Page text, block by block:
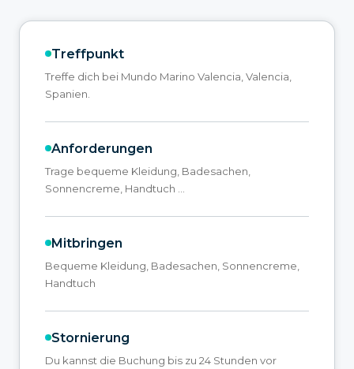
Treffpunkt
Treffe dich bei Mundo Marino Valencia, Valencia,
Spanien.
Anforderungen
Trage bequeme Kleidung, Badesachen,
Sonnencreme, Handtuch ...
Mitbringen
Bequeme Kleidung, Badesachen, Sonnencreme,
Handtuch
Stornierung
Du kannst die Buchung bis zu 24 Stunden vor